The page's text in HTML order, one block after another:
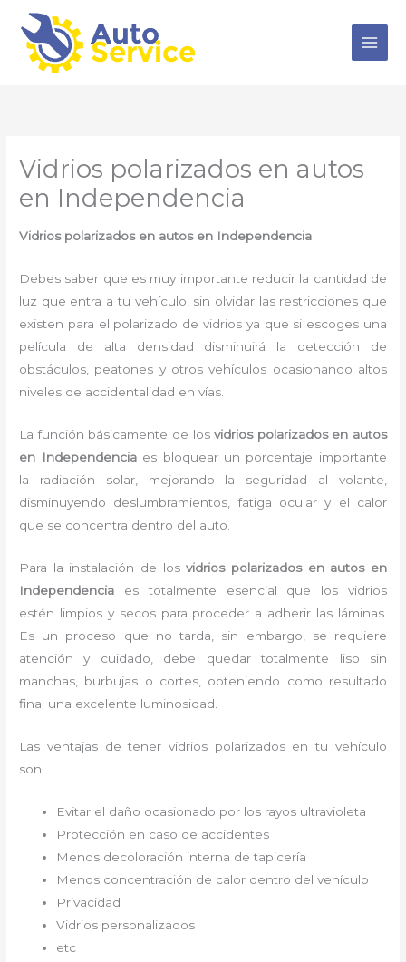
contenido
Vidrios polarizados en autos
en Independencia
Vidrios polarizados en autos en Independencia
Debes saber que es muy importante reducir la cantidad de
luz que entra a tu vehículo, sin olvidar las restricciones que
existen para el polarizado de vidrios ya que si escoges una
película de alta densidad disminuirá la detección de
obstáculos, peatones y otros vehículos ocasionando altos
niveles de accidentalidad en vías.
La función básicamente de losvidrios polarizados en autos
en Independencia es bloquear un porcentaje importante
la radiación solar, mejorando la seguridad al volante,
disminuyendo deslumbramientos, fatiga ocular y el calor
que se concentra dentro del auto.
Para la instalación de losvidrios polarizados en autos en
Independencia estotalmente
esencial que los vidrios
estén limpios y secos para proceder a adherir las láminas.
Es un proceso que no tarda, sin embargo, se requiere
atención y cuidado, debe quedar totalmente liso sin
manchas, burbujas o cortes, obteniendo como resultado
final una excelente luminosidad.
Las ventajas de tener vidrios polarizados en tu vehículo
son:
Evitar el daño ocasionado por los rayos ultravioleta
Protección en caso de accidentes
Menos decoloración interna de tapicería
Menos concentración de calor dentro del vehículo
Privacidad
Vidrios personalizados
etc